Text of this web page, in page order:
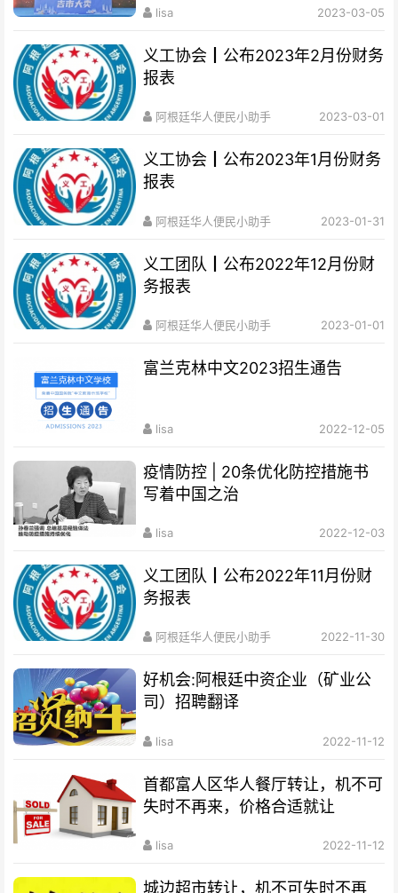
lisa 2023-03-05
义工协会┃公布2023年2月份财务
报表
阿根廷华人便民小助手 2023-03-01
义工协会┃公布2023年1月份财务
报表
阿根廷华人便民小助手 2023-01-31
义工团队┃公布2022年12月份财
务报表
阿根廷华人便民小助手 2023-01-01
富兰克林中文2023招生通告
lisa 2022-12-05
疫情防控 | 20条优化防控措施书
写着中国之治
lisa 2022-12-03
义工团队┃公布2022年11月份财
务报表
阿根廷华人便民小助手 2022-11-30
好机会:阿根廷中资企业（矿业公
司）招聘翻译
lisa 2022-11-12
首都富人区华人餐厅转让，机不可
失时不再来，价格合适就让
lisa 2022-11-12
城边超市转让，机不可失时不再